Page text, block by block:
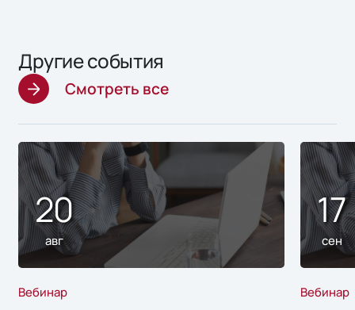
Другие события
Смотреть все
20
авг
Вебинар
17
сен
Вебинар